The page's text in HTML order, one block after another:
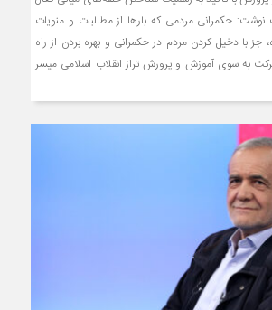
نوشت: حکمرانی مردمی که بارها از مطالبات و منویات
جز با دخیل کردن مردم در حکمرانی و بهره بردن از راه
به سوی آموزش و پرورش تراز انقلاب اسلامی میسر